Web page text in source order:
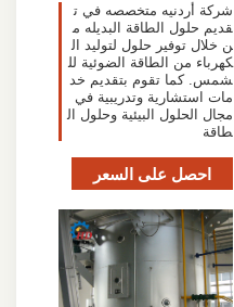
شركة أردنيه متخصصه في ت
قديم حلول الطاقة البديله م
ن خلال توفير حلول لتوليد ال
كهرباء من الطاقة الضوئية لل
شمس. كما تقوم بتقديم خد
مات استشارية وتدريبية في
مجال الحلول البيئية وحلول ال
طاقة
احصل على السعر